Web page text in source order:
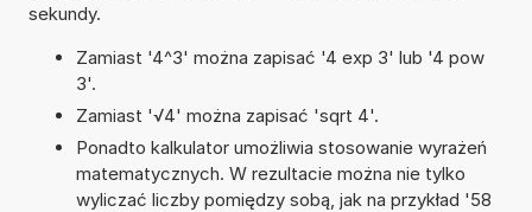
sekundy.
Zamiast '4^3' można zapisać '4 exp 3' lub '4 pow
3'.
Zamiast '√4' można zapisać 'sqrt 4'.
Ponadto kalkulator umożliwia stosowanie wyrażeń
matematycznych. W rezultacie można nie tylko
wyliczać liczby pomiędzy sobą, jak na przykład '58